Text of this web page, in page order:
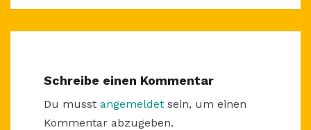
Schreibe einen Kommentar
Du musst angemeldet sein, um einen
Kommentar abzugeben.